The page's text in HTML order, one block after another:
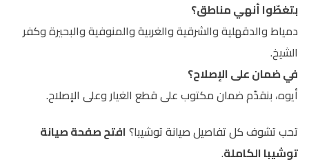
بتغطّوا أنهي مناطق؟
دمياط والدقهلية والشرقية والغربية والمنوفية والبحيرة وكفر
الشيخ.
في ضمان على الإصلاح؟
أيوه، بنقدّم ضمان مكتوب على قطع الغيار وعلى الإصلاح.
تحب تشوف كل تفاصيل صيانة توشيبا؟افتح صفحة صيانة
توشيبا الكاملة.